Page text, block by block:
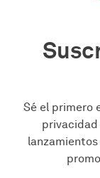
Sé el primero
privacidad